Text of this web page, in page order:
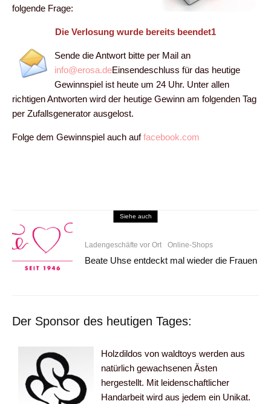
folgende Frage:
Die Verlosung wurde bereits beendet1
Sende die Antwort bitte per Mail an
info@erosa.deEinsendeschluss für das heutige
Gewinnspiel ist heute um 24 Uhr. Unter allen
richtigen Antworten wird der heutige Gewinn am folgenden Tag
per Zufallsgenerator ausgelost.
Folge dem Gewinnspiel auch auffacebook.com
Siehe auch
Ladengeschäfte vor Ort Online-Shops
Beate Uhse entdeckt mal wieder die Frauen
Der Sponsor des heutigen Tages:
Holzdildos von waldtoys werden aus
natürlich gewachsenen Ästen
hergestellt. Mit leidenschaftlicher
Handarbeit wird aus jedem ein Unikat.